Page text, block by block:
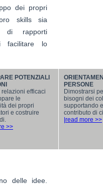
dei propri
skills sia
di rapporti
facilitare lo
POTENZIALI
efficaci
le
dei propri
e costruire
>>
PERSONE
Dimostrarsi
bisogni dei
supportando
contributo di
|read more >>
delle idee.